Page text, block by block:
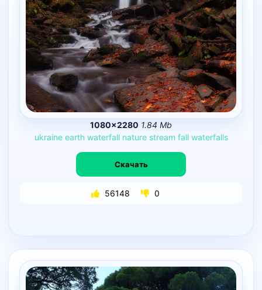
1080×2280 1.84 Mb
ukraine earth waterfall nature stream fall waterfalls
Скачать
56148 0